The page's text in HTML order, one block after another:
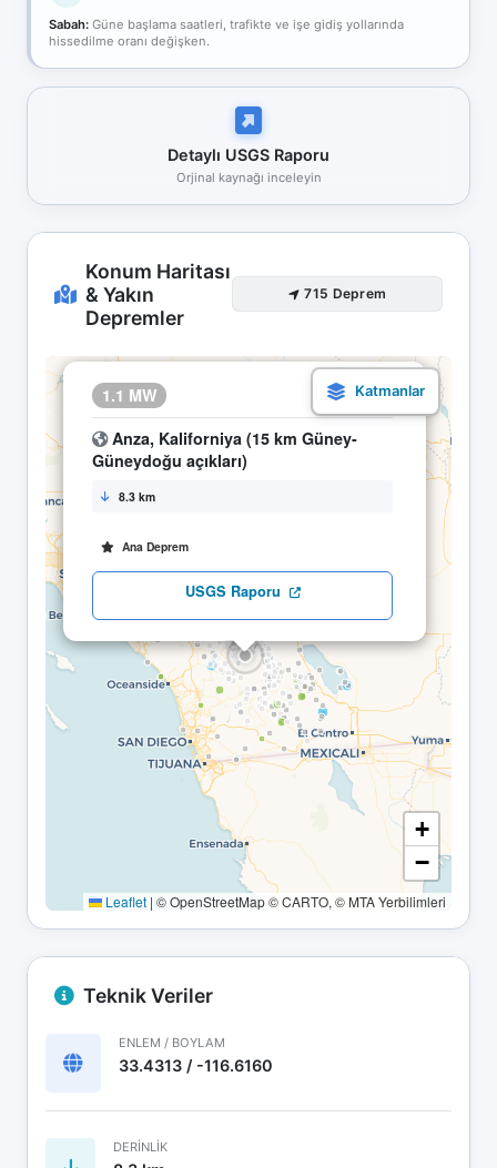
Sabah: Güne başlama saatleri, trafikte ve işe gidiş yollarında
hissedilme oranı değişken.
Detaylı USGS Raporu
Orjinal kaynağı inceleyin
Konum Haritası
& Yakın
Depremler
715 Deprem
1.1 MW 21.05 10:25
Anza, Kaliforniya (15 km Güney-
Güneydoğu açıkları)
8.3 km
Ana Deprem
USGS Raporu
×
+
−
Leaflet | © OpenStreetMap © CARTO, © MTA Yerbilimleri
Teknik Veriler
ENLEM / BOYLAM
33.4313 / -116.6160
DERINLIK